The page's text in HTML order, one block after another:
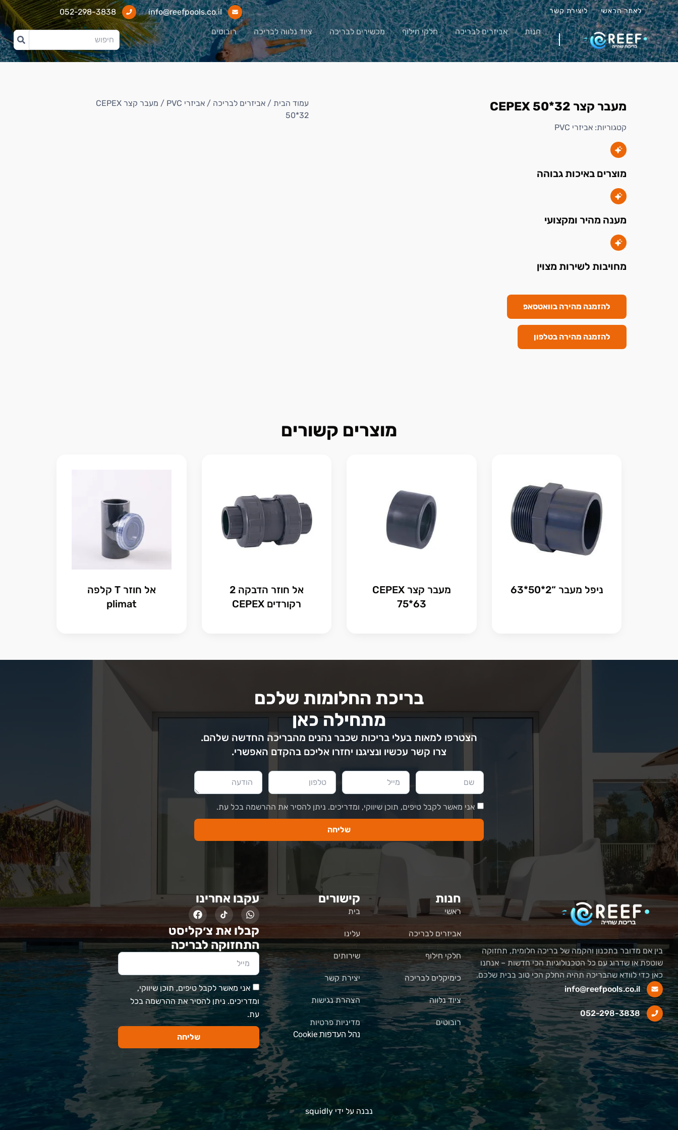
לאתר הראשי ליצירת קשר info@reefpools.co.il
052-298-3838
חנות אביזרים לבריכה חלקי חילוף מכשירים לבריכה ציוד נלווה לבריכה רובוטים
מעבר קצר CEPEX 50*32
קטגוריות: אביזרי PVC
מוצרים באיכות גבוהה
מענה מהיר ומקצועי
מחויבות לשירות מצוין
להזמנה מהירה בוואטסאפ
להזמנה מהירה בטלפון
עמוד הבית / אביזרים לבריכה / אביזרי PVC
/ מעבר קצר CEPEX
50*32
מוצרים קשורים
ניפל מעבר “2*50*63
מעבר קצר CEPEX
75*63
אל חוזר הדבקה 2
רקורדים CEPEX
אל חוזר T קלפה
plimat
בריכת החלומות שלכם
מתחילה כאן
הצטרפו למאות בעלי בריכות שכבר נהנים מהבריכה החדשה שלהם.
צרו קשר עכשיו ונציגנו יחזרו אליכם בהקדם האפשרי.
אני מאשר לקבל טיפים, תוכן שיווקי, ומדריכים. ניתן להסיר את ההרשמה בכל עת.
שליחה
בין אם מדובר בתכנון והקמה של בריכה חלומית, תחזוקה
שוטפת או שדרוג עם כל הטכנולוגיות הכי חדשות – אנחנו
כאן כדי לוודא שהבריכה תהיה החלק הכי טוב בבית שלכם.
info@reefpools.co.il
052-298-3838
חנות
ראשי
אביזרים לבריכה
חלקי חילוף
כימיקלים לבריכה
ציוד נלווה
רובוטים
קישורים
בית
עלינו
שירותים
יצירת קשר
הצהרת נגישות
מדיניות פרטיות
נהל העדפות Cookie
עקבו אחרינו
קבלו את צ׳קליסט
התחזוקה לבריכה
אני מאשר לקבל טיפים, תוכן שיווקי,
ומדריכים. ניתן להסיר את ההרשמה בכל
עת.
שליחה
נבנה על ידי squidly